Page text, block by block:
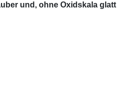
und, ohne Oxidskala glatt